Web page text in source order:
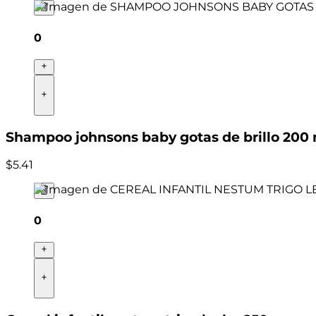
0
Shampoo johnsons baby gotas de brillo 200
$5.41
0